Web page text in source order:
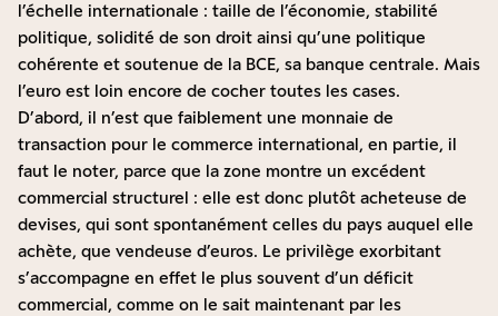
l’échelle internationale : taille de l’économie, stabilité
politique, solidité de son droit ainsi qu’une politique
cohérente et soutenue de la BCE, sa banque centrale. Mais
l’euro est loin encore de cocher toutes les cases.
D’abord, il n’est que faiblement une monnaie de
transaction pour le commerce international, en partie, il
faut le noter, parce que la zone montre un excédent
commercial structurel : elle est donc plutôt acheteuse de
devises, qui sont spontanément celles du pays auquel elle
achète, que vendeuse d’euros. Le privilège exorbitant
s’accompagne en effet le plus souvent d’un déficit
commercial, comme on le sait maintenant par les